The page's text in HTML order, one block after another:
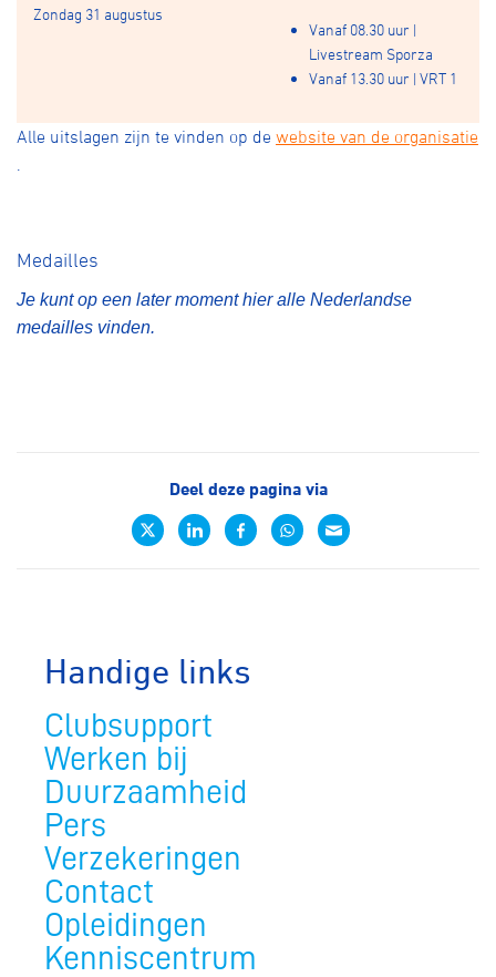
Zondag 31 augustus
Vanaf 08.30 uur |
Livestream Sporza
Vanaf 13.30 uur | VRT 1
Alle uitslagen zijn te vinden op de website van de organisatie
Medailles
Je kunt op een later moment hier alle Nederlandse
medailles vinden.
Deel deze pagina via
Handige links
Clubsupport
Werken bij
Duurzaamheid
Pers
Verzekeringen
Contact
Opleidingen
Kenniscentrum